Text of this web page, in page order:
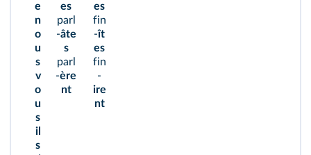
e
n
o
u
s
v
o
u
s
il
s
es
parl
-âte
s
parl
-ère
nt
es
fin
-ît
es
fin
-
ire
nt